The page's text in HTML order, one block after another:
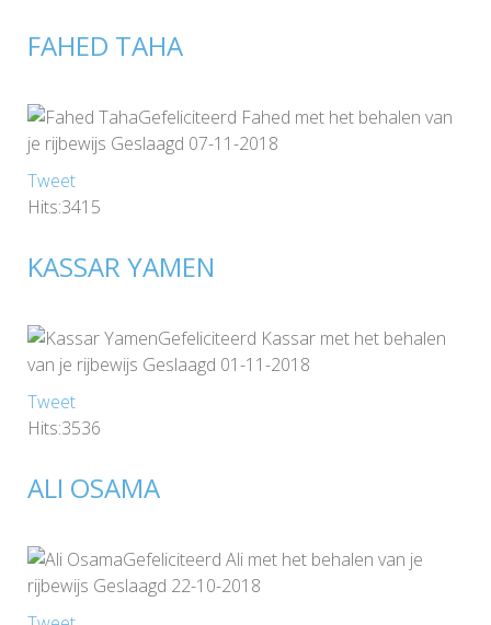
FAHED TAHA
Gefeliciteerd Fahed met het behalen van
je rijbewijs Geslaagd 07-11-2018
Tweet
Hits:3415
KASSAR YAMEN
Gefeliciteerd Kassar met het behalen
van je rijbewijs Geslaagd 01-11-2018
Tweet
Hits:3536
ALI OSAMA
Gefeliciteerd Ali met het behalen van je
rijbewijs Geslaagd 22-10-2018